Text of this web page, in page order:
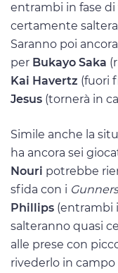
entrambi in fase
certamente
Saranno poi
per Bukayo Saka
Kai Havertz (fuori
Jesus (tornerà in
Simile anche la
ha ancora sei
Nouri potrebbe
sfida con i Gunners
Phillips (entrambi
salteranno quasi
alle prese con
rivederlo in